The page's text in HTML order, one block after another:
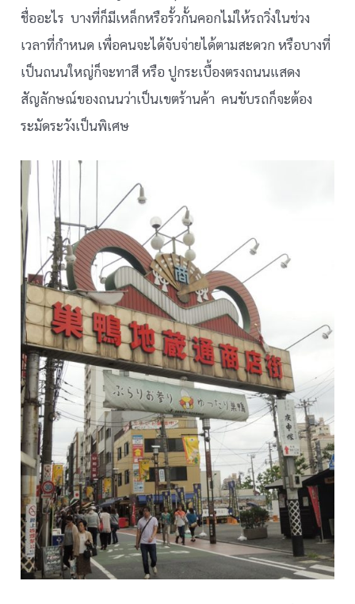
ชื่ออะไร บางที่ก็มีเหล็กหรือรั้วกั้นคอกไม่ให้รถวิ่งในช่วง
เวลาที่กำหนด เพื่อคนจะได้จับจ่ายได้ตามสะดวก หรือบางที่
เป็นถนนใหญ่ก็จะทาสี หรือ ปูกระเบื้องตรงถนนแสดง
สัญลักษณ์ของถนนว่าเป็นเขตร้านค้า คนขับรถก็จะต้อง
ระมัดระวังเป็นพิเศษ